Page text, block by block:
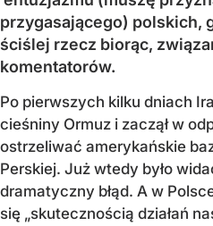
przygasającego) polskich,
ściślej rzecz biorąc,
komentatorów.
Po pierwszych kilku dniach
cieśniny Ormuz i zaczął w
ostrzeliwać amerykańskie
Perskiej. Już wtedy było
dramatyczny błąd. A w
się „skutecznością działań